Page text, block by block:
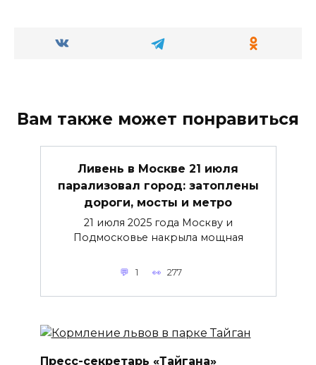
Вам также может понравиться
Ливень в Москве 21 июля
парализовал город: затоплены
дороги, мосты и метро
21 июля 2025 года Москву и
Подмосковье накрыла мощная
1 277
Пресс-секретарь «Тайгана»